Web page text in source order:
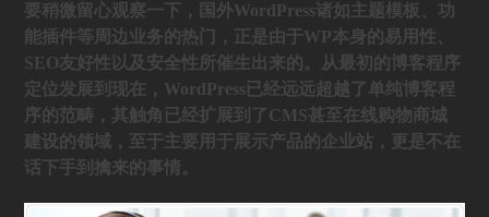
要稍微留心观察一下，国外WordPress诸如主题模板、功
能插件等周边业务的热门，正是由于WP本身的易用性、
SEO友好性以及安全性所催生出来的。从最初的博客程序
定位发展到现在，WordPress已经远远超越了单纯博客程
序的范畴，其触角已经扩展到了CMS甚至在线购物商城
建设的领域，至于主要用于展示产品的企业站，更是不在
话下手到擒来的事情。